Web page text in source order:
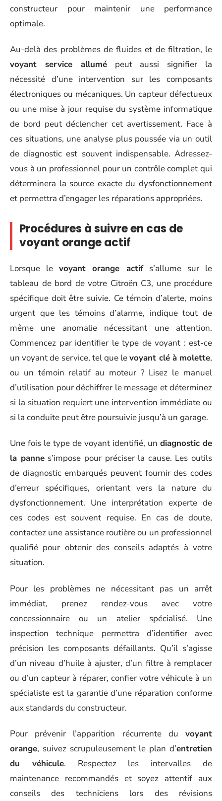
constructeur pour maintenir une performance
optimale.
Au-delà des problèmes de fluides et de filtration, le
voyant service allumépeut aussi signifier la
nécessité d’une intervention sur les composants
électroniques ou mécaniques. Un capteur défectueux
ou une mise à jour requise du système informatique
de bord peut déclencher cet avertissement. Face à
ces situations, une analyse plus poussée via un outil
de diagnostic est souvent indispensable. Adressez-
vous à un professionnel pour un contrôle complet qui
déterminera la source exacte du dysfonctionnement
et permettra d’engager les réparations appropriées.
Procédures à suivre en cas de
voyant orange actif
Lorsque levoyant orange actifs’allume sur le
tableau de bord de votre Citroën C3, une procédure
spécifique doit être suivie. Ce témoin d’alerte, moins
urgent que les témoins d’alarme, indique tout de
même une anomalie nécessitant une attention.
Commencez par identifier le type de voyant : est-ce
un voyant de service, tel que levoyant clé à molette,
ou un témoin relatif au moteur ? Lisez le manuel
d’utilisation pour déchiffrer le message et déterminez
si la situation requiert une intervention immédiate ou
si la conduite peut être poursuivie jusqu’à un garage.
Une fois le type de voyant identifié, un diagnostic de
la pannes’impose pour préciser la cause. Les outils
de diagnostic embarqués peuvent fournir des codes
d’erreur spécifiques, orientant vers la nature du
dysfonctionnement. Une interprétation experte de
ces codes est souvent requise. En cas de doute,
contactez une assistance routière ou un professionnel
qualifié pour obtenir des conseils adaptés à votre
situation.
Pour les problèmes ne nécessitant pas un arrêt
immédiat, prenez rendez-vous avec votre
concessionnaire ou un atelier spécialisé. Une
inspection technique permettra d’identifier avec
précision les composants défaillants. Qu’il s’agisse
d’un niveau d’huile à ajuster, d’un filtre à remplacer
ou d’un capteur à réparer, confier votre véhicule à un
spécialiste est la garantie d’une réparation conforme
aux standards du constructeur.
Pour prévenir l’apparition récurrente du voyant
orange, suivez scrupuleusement le plan d’entretien
du véhicule. Respectez les intervalles de
maintenance recommandés et soyez attentif aux
conseils des techniciens lors des révisions